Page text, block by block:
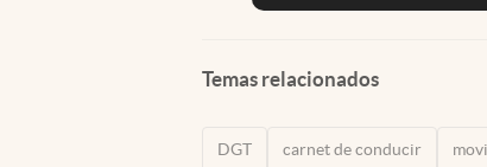
Temas relacionados
DGT carnet de conducir